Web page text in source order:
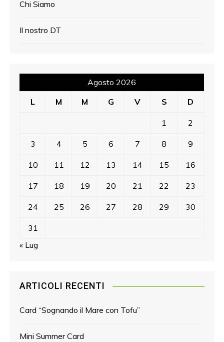
Chi Siamo
Il nostro DT
Agosto 2026
L
M M G V S D
1 2
3 4 5 6 7 8 9
10 11 12 13 14 15 16
17 18 19 20 21 22 23
24 25 26 27 28 29 30
31
« Lug
ARTICOLI RECENTI
Card “Sognando il Mare con Tofu”
Mini Summer Card